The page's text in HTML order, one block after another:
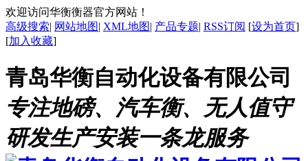
欢迎访问华衡衡器官方网站！
高级搜索| 网站地图| XML地图| 产品专题| RSS订阅 [设为首页]
[加入收藏]
青岛华衡自动化设备有限公司
专注地磅、汽车衡、无人值守
研发生产安装一条龙服务